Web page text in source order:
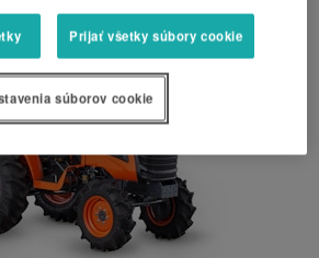
Prijať všetky súbory cookie
súborov cookie